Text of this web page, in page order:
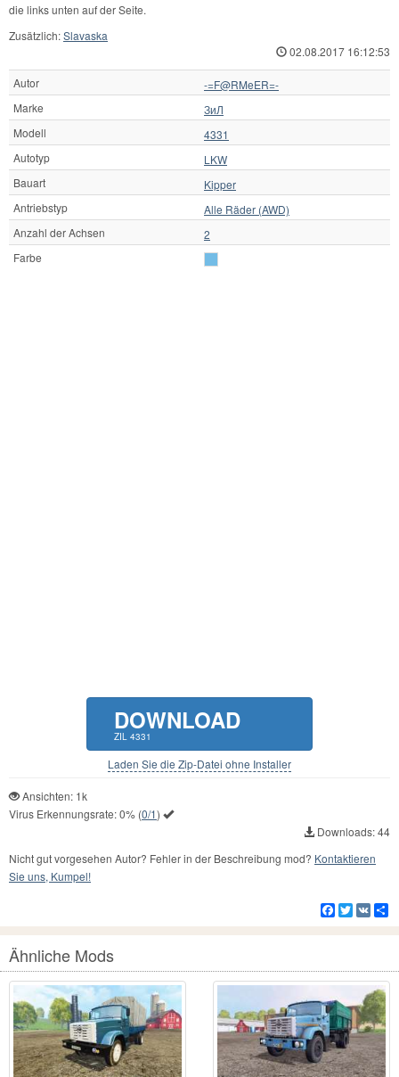
die links unten auf der Seite.
Zusätzlich:Slavaska
02.08.2017 16:12:53
Autor
-=F@RMeER=-
Marke
ЗиЛ
Modell
4331
Autotyp
LKW
Bauart
Kipper
Antriebstyp
Alle Räder (AWD)
Anzahl der Achsen
2
Farbe
DOWNLOAD
ZIL 4331
Laden Sie die Zip-Datei ohne Installer
Ansichten: 1k
Virus Erkennungsrate:0% (0/1)
Downloads: 44
Nicht gut vorgesehen Autor? Fehler in der Beschreibung mod? Kontaktieren
Sie uns, Kumpel!
Facebook
Twitter
VK
Ähnliche Mods